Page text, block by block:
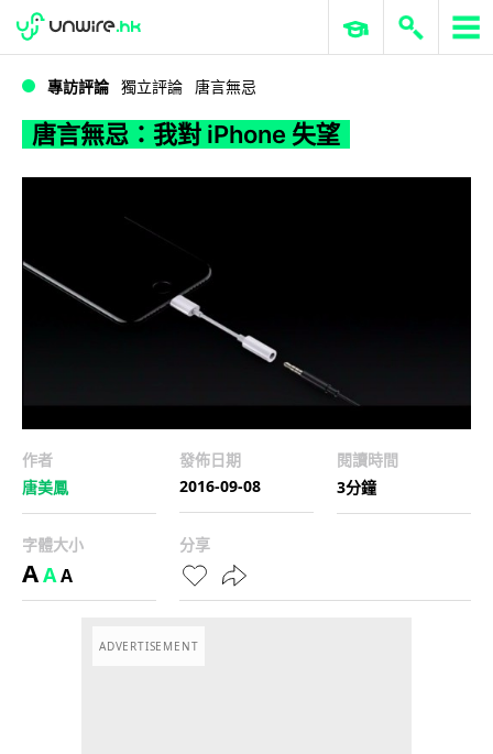
唐言無忌：我對 iPhone 失望
WWDC 2026 ERP 與商業 AI
專訪評論 獨立評論 唐言無忌
唐言無忌：我對 iPhone 失望
作者
唐美鳳
發佈日期
2016-09-08
閱讀時間
3分鐘
字體大小
AAA
分享
ADVERTISEMENT